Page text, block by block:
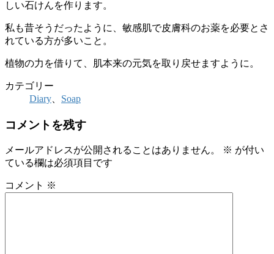
しい石けんを作ります。
私も昔そうだったように、敏感肌で皮膚科のお薬を必要とさ
れている方が多いこと。
植物の力を借りて、肌本来の元気を取り戻せますように。
カテゴリー
Diary
Soap
コメントを残す
メールアドレスが公開されることはありません。 ※ が付い
ている欄は必須項目です
コメント ※